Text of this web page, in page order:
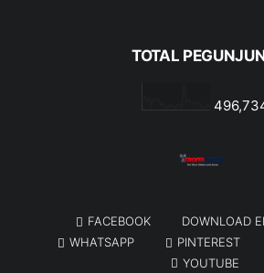
TOTAL
FACEBOOK
DOWNLOAD
WHATSAPP
PINTEREST
YOUTUBE